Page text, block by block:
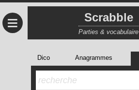
≡ Scrabble
Parties & vocabulaire
Dico Anagrammes